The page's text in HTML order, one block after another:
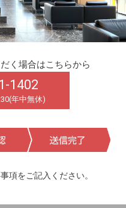
く場合はこちらから
1402
年中無休)
項をご記入ください。